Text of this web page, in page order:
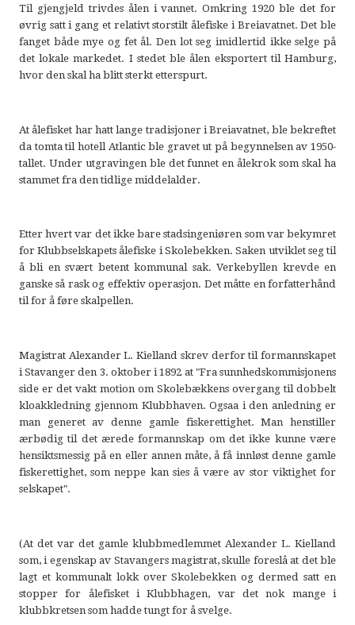
Til gjengjeld trivdes ålen i vannet. Omkring 1920 ble det for
øvrig satt i gang et relativt storstilt ålefiske i Breiavatnet. Det ble
fanget både mye og fet ål. Den lot seg imidlertid ikke selge på
det lokale markedet. I stedet ble ålen eksportert til Hamburg,
hvor den skal ha blitt sterkt etterspurt.
At ålefisket har hatt lange tradisjoner i Breiavatnet, ble bekreftet
da tomta til hotell Atlantic ble gravet ut på begynnelsen av 1950-
tallet. Under utgravingen ble det funnet en ålekrok som skal ha
stammet fra den tidlige middelalder.
Etter hvert var det ikke bare stadsingeniøren som var bekymret
for Klubbselskapets ålefiske i Skolebekken. Saken utviklet seg til
å bli en svært betent kommunal sak. Verkebyllen krevde en
ganske så rask og effektiv operasjon. Det måtte en forfatterhånd
til for å føre skalpellen.
Magistrat Alexander L. Kielland skrev derfor til formannskapet
i Stavanger den 3. oktober i 1892 at "Fra sunnhedskommisjonens
side er det vakt motion om Skolebækkens overgang til dobbelt
kloakkledning gjennom Klubbhaven. Ogsaa i den anledning er
man generet av denne gamle fiskerettighet. Man henstiller
ærbødig til det ærede formannskap om det ikke kunne være
hensiktsmessig på en eller annen måte, å få innløst denne gamle
fiskerettighet, som neppe kan sies å være av stor viktighet for
selskapet".
(At det var det gamle klubbmedlemmet Alexander L. Kielland
som, i egenskap av Stavangers magistrat, skulle foreslå at det ble
lagt et kommunalt lokk over Skolebekken og dermed satt en
stopper for ålefisket i Klubbhagen, var det nok mange i
klubbkretsen som hadde tungt for å svelge.